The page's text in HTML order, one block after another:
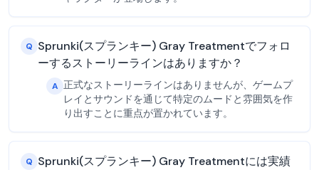
Q Sprunki(スプランキー) Gray Treatmentでフォロ
ーするストーリーラインはありますか？
A 正式なストーリーラインはありませんが、ゲームプ
レイとサウンドを通じて特定のムードと雰囲気を作
り出すことに重点が置かれています。
Q Sprunki(スプランキー) Gray Treatmentには実績